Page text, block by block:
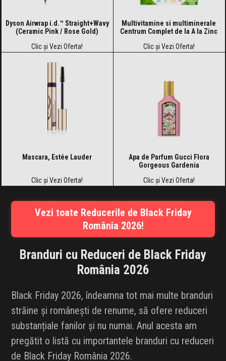
Dyson Airwrap i.d.™ Straight+Wavy
(Ceramic Pink / Rose Gold)
Clic și Vezi Oferta!
Multivitamine si multiminerale
Centrum Complet de la A la Zinc
Clic și Vezi Oferta!
Mascara, Estée Lauder
Clic și Vezi Oferta!
Apa de Parfum Gucci Flora
Gorgeous Gardenia
Clic și Vezi Oferta!
Vezi toate Reducerile de Black Friday
România 2026!
Branduri cu Reduceri de Black Friday
România 2026
Black Friday 2026, îndeamna tot mai multe branduri
străine și românești de renume, să ofere reduceri
substanțiale fanilor și nu numai. Anul acesta am
pregătit o listă cu importantele branduri cu reduceri
de Black Friday România 2026.